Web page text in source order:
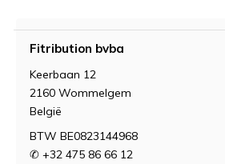
Fitribution bvba
Keerbaan 12
2160 Wommelgem
België
BTW BE0823144968
✆ +32 475 86 66 12